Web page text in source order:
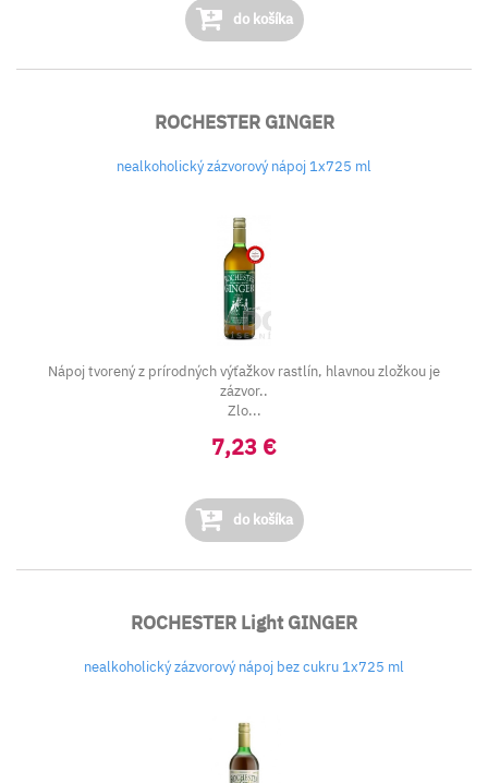
do košíka
ROCHESTER GINGER
nealkoholický zázvorový nápoj 1x725 ml
Nápoj tvorený z prírodných výťažkov rastlín, hlavnou zložkou je
zázvor..
Zlo...
7,23 €
do košíka
ROCHESTER Light GINGER
nealkoholický zázvorový nápoj bez cukru 1x725 ml